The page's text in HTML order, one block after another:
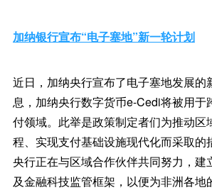
加纳银行宣布“电子塞地”新一轮计划
近日，加纳央行宣布了电子塞地发展的
息，加纳央行数字货币e-Cedi将被用于
付领域。此举是政策制定者们为推动区
程、实现支付基础设施现代化而采取的
央行正在与区域合作伙伴共同努力，建
及金融科技监管框架，以便为非洲各地